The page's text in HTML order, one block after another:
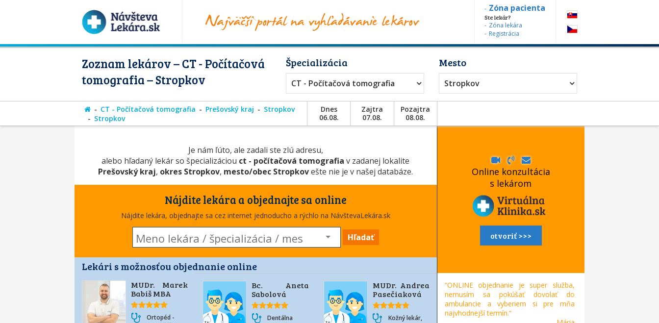
Zóna pacienta
Ste lekár?
Zóna lekára
Registrácia
Zoznam lekárov – CT - Počítačová
tomografia – Stropkov
Špecializácia
CT - Počítačová tomografia
Mesto
Stropkov
CT - Počítačová tomografia Prešovský kraj
Stropkov
Stropkov
Dnes
06.08.
Zajtra
07.08.
Pozajtra
08.08.
Je nám ľúto, ale zadali ste zlú adresu,
alebo hľadaný lekár so špecializáciou ct - počítačová tomografia v zadanej lokalite
Prešovský kraj, okres Stropkov, mesto/obec Stropkovešte nie je v našej databáze.
Nájdite lekára a objednajte sa online
Nájdite lekára, objednajte sa cez internet jednoducho a rýchlo na NávštevaLekára.sk
Hľadať
Lekári s možnosťou objednanie online
MUDr. Marek
Babiš MBA
Ortopéd -
Bc. Aneta
Sabolová
Dentálna
MUDr. Andrea
Pasečiaková
Kožný lekár,
Online konzultácia
s lekárom
otvoriť >>>
“ONLINE objednanie je super služba,
nemusím sa pokúšať dovolať do
ambulancie a vyberiem si pre mňa
najvhodnejší termín.“